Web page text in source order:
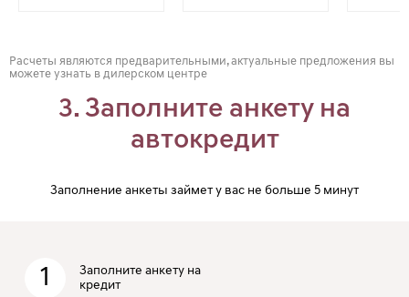
Расчеты являются предварительными, актуальные предложения вы
можете узнать в дилерском центре
3. Заполните анкету на
автокредит
Заполнение анкеты займет у вас не больше 5 минут
1
Заполните анкету на
кредит